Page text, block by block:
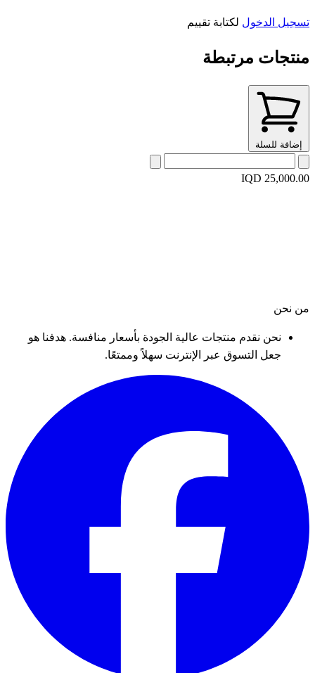
تسجيل الدخول لكتابة تقييم
منتجات مرتبطة
إضافة للسلة
IQD 25,000.00
من نحن
نحن نقدم منتجات عالية الجودة بأسعار منافسة. هدفنا هو
جعل التسوق عبر الإنترنت سهلاً وممتعًا.